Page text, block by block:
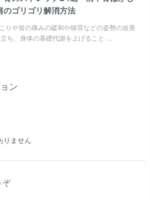
のゴリゴリ解消方法
りや首の痛みの緩和や猫背などの姿勢の改善
ち、身体の基礎代謝を上げること ...
ン
りません
ぞ